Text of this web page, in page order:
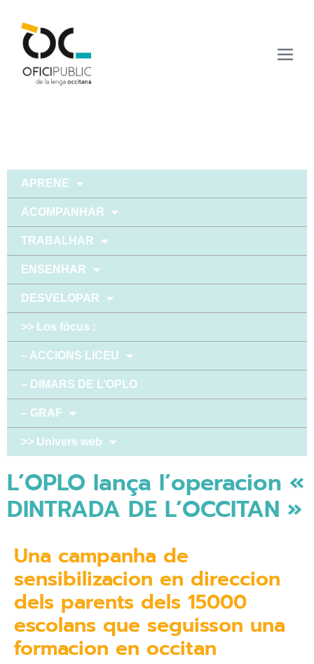
APRENE
ACOMPANHAR
TRABALHAR
ENSENHAR
DESVELOPAR
>> Los fòcus :
– ACCIONS LICEU
– DIMARS DE L’OPLO
– GRAF
>> Univers web
L’OPLO lança l’operacion «
DINTRADA DE L’OCCITAN »
Una campanha de
sensibilizacion en direccion
dels parents dels 15000
escolans que seguisson una
formacion en occitan